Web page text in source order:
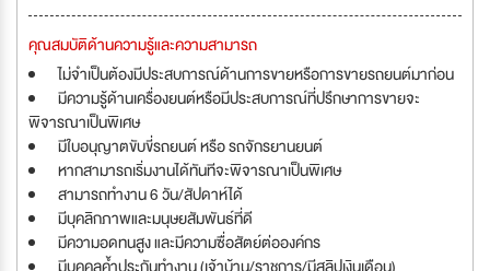
คุณสมบัติด้านความรู้และความสามารถ
ไม่จำเป็นต้องมีประสบการณ์ด้านการขายหรือการขายรถยนต์มาก่อน
มีความรู้ด้านเครื่องยนต์หรือมีประสบการณ์ที่ปรึกษาการขายจะ
พิจารณาเป็นพิเศษ
มีใบอนุญาตขับขี่รถยนต์ หรือ รถจักรยานยนต์
หากสามารถเริ่มงานได้ทันทีจะพิจารณาเป็นพิเศษ
สามารถทำงาน 6 วัน/สัปดาห์ได้
มีบุคลิกภาพและมนุษยสัมพันธ์ที่ดี
มีความอดทนสูง และมีความซื่อสัตย์ต่อองค์กร